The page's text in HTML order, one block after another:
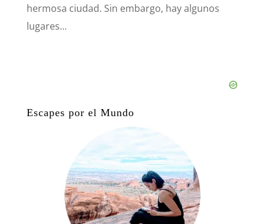
hermosa ciudad. Sin embargo, hay algunos
lugares...
Escapes por el Mundo